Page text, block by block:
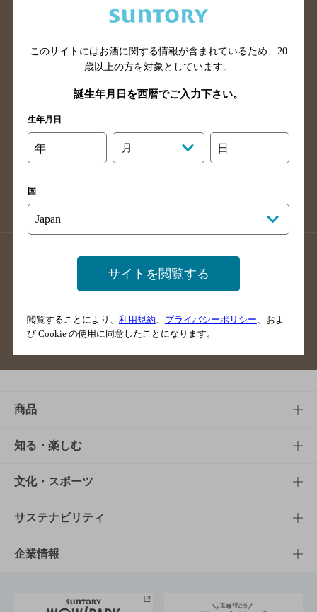
滋賀県のバー検索
和歌山県のバー検索
山口県のバー検索
鳥取県のバー検索
島根県のバー検索
徳島県のバー検索
香川県のバー検索
愛媛県のバー検索
高知県のバー検索
長崎県のバー検索
佐賀県のバー検索
大分県のバー検索
熊本県のバー検索
沖縄県のバー検索
店舗登録方法のご案内
店舗情報更新方法のご案内
掲載店舗様ログイン
ご意見・ご感想
商品
商品TOP
商品一覧
商品発売情報
栄養成分一覧
知る・楽しむ
知る・楽しむTOP
キャンペーン
工場見学
文化・スポーツ
文化・スポーツTOP
サントリーホール
サステナビリティ
サステナビリティTOP
企業情報
このサイトにはお酒に関する情報が含まれているため、 20
歳以上の方を対象としています。
誕生年月日を西暦でご入力下さい。
生年月日
年 月 日
国
サイトを閲覧する
閲覧することにより、 利用規約 プライバシーポリシー 、およ
び Cookie の使用に同意したことになります。